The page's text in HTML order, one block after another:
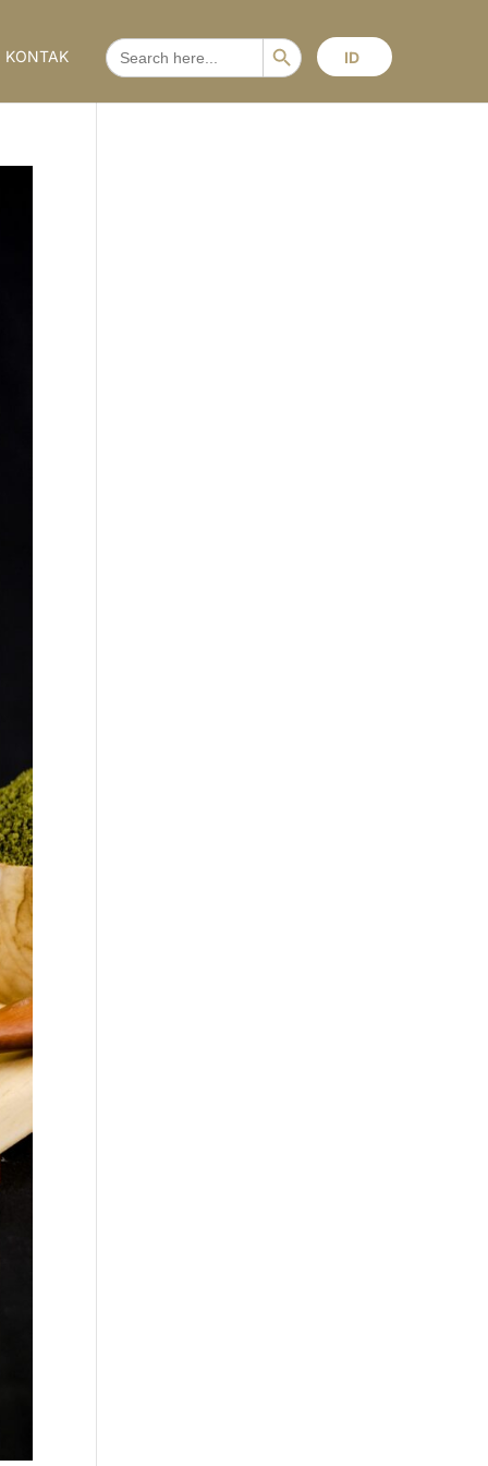
KONTAK
SEARCH
FOR:
Search Button
ID